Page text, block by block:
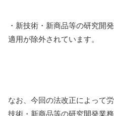
・新技術・新商品等の研究開
適用が除外されています。
なお、今回の法改正によって
技術・新商品等の研究開発業